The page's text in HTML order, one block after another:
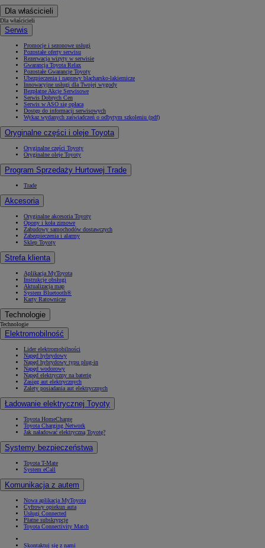
Dla właścicieli
Dla właścicieli
Serwis
Promocje i sezonowe usługi
Pozostałe oferty serwisu
Rezerwacja wizyty w serwisie
Gwarancja Toyota Relax
Pozostałe Gwarancje Toyoty
Ubezpieczenia i naprawy blacharsko-lakiernicze
Innowacyjne usługi dla Twojej wygody
Bezpłatne Akcje Serwisowe
Serwis Dobrych Cen
Serwis w ASO się opłaca
Dostęp do informacji serwisowych
Wykaz wydanych zaświadczeń o odbytym szkoleniu (pdf)
Oryginalne części i oleje Toyota
Oryginalne części Toyoty
Oryginalne oleje Toyoty
Program Sprzedaży Hurtowej Trade
Trade
Akcesoria
Oryginalne akcesoria Toyoty
Opony i koła zimowe
Zabudowy samochodów dostawczych
Zabezpieczenia i alarmy
Sklep Toyoty
Strefa klienta
Aplikacja MyToyota
Instrukcje obsługi
Aktualizacja map
System Bluetooth®
Karty Ratownicze
Technologie
Technologie
Elektromobilność
Lider elektromobilności
Napęd hybrydowy
Napęd hybrydowy typu plug-in
Napęd wodorowy
Napęd elektryczny na baterię
Zasięg aut elektrycznych
Zalety posiadania aut elektrycznych
Ładowanie elektrycznej Toyoty
Toyota HomeCharge
Toyota Charging Network
Jak naładować elektryczną Toyotę?
Systemy bezpieczeństwa
Toyota T-Mate
System eCall
Komunikacja z autem
Nowa aplikacja MyToyota
Cyfrowy opiekun auta
Usługi Connected
Płatne subskrypcje
Toyota Connectivity Match
Skontaktuj się z nami